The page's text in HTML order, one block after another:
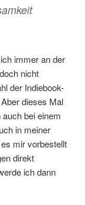
immer an der
nicht
der Indiebook-
dieses Mal
bei einem
in meiner
mir vorbestellt
direkt
ich dann